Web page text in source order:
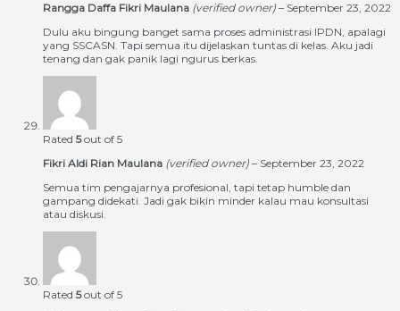
Rangga Daffa Fikri Maulana (verified owner) – September 23, 2022
Dulu aku bingung banget sama proses administrasi IPDN, apalagi
yang SSCASN. Tapi semua itu dijelaskan tuntas di kelas. Aku jadi
tenang dan gak panik lagi ngurus berkas.
Rated 5out of 5
Fikri Aldi Rian Maulana (verified owner) – September 23, 2022
Semua tim pengajarnya profesional, tapi tetap humble dan
gampang didekati. Jadi gak bikin minder kalau mau konsultasi
atau diskusi.
Rated 5out of 5